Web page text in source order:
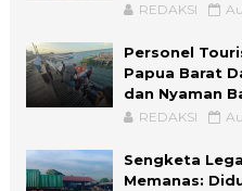
REDAKSI
Personel
Papua Barat
dan Nyaman
REDAKSI
Sengketa
Memanas: